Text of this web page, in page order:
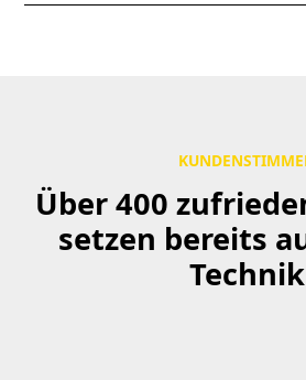
Über 400
setzen bereits
Technik